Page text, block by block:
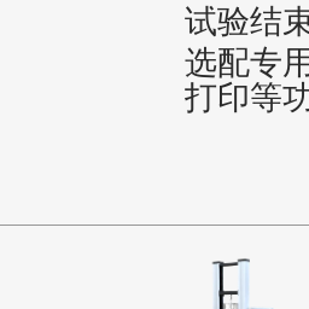
试验结
选配专
打印等